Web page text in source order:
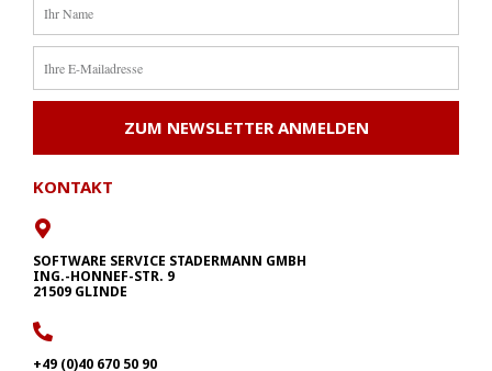
ZUM NEWSLETTER ANMELDEN
KONTAKT
SOFTWARE SERVICE STADERMANN GMBH
ING.-HONNEF-STR. 9
21509 GLINDE
+49 (0)40 670 50 90